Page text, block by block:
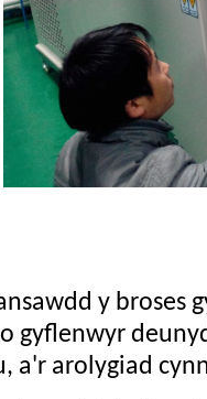
y broses
gyflenwyr
a'r arolygiad